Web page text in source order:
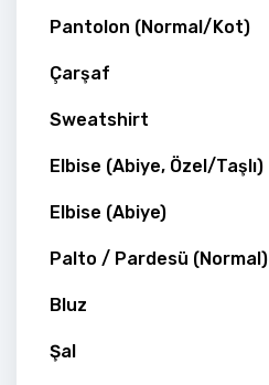
Pantolon (Normal/Kot)
Çarşaf
Sweatshirt
Elbise (Abiye, Özel/Taşlı)
Elbise (Abiye)
Palto / Pardesü (Normal)
Bluz
Şal